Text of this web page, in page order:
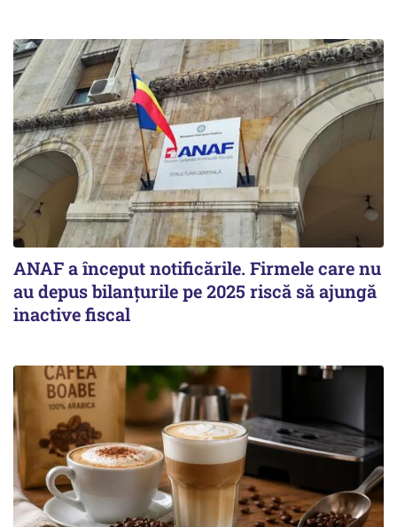
ANAF a început notificările. Firmele care nu
au depus bilanțurile pe 2025 riscă să ajungă
inactive fiscal